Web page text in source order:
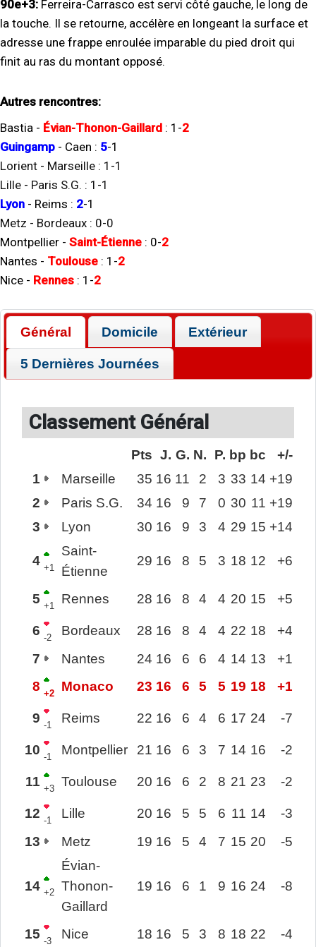
90e+3: Ferreira-Carrasco est servi côté gauche, le long de
la touche. Il se retourne, accélère en longeant la surface et
adresse une frappe enroulée imparable du pied droit qui
finit au ras du montant opposé.
Autres rencontres:
Bastia - Évian-Thonon-Gaillard : 1 -2
Guingamp - Caen : 5-1
Lorient - Marseille : 1 -1
Lille - Paris S.G. : 1 -1
Lyon - Reims : 2-1
Metz - Bordeaux : 0-0
Montpellier - Saint-Étienne : 0-2
Nantes - Toulouse : 1 -2
Nice - Rennes : 1 -2
Général Domicile Extérieur
5 Dernières Journées
Classement Général
Pts J. G. N. P. bp bc
+/-
1
Marseille 35 16 11 2 3 33 14 +19
2
Paris S.G. 34 16 9 7 0 30 11 +19
3
Lyon 30 16 9 3 4 29 15 +14
4 +1
Saint-
Étienne
29 16 8 5 3 18 12 +6
5 +1 Rennes 28 16 8 4 4 20 15 +5
6 -2 Bordeaux 28 16 8 4 4 22 18
+4
7
Nantes 24 16 6 6 4 14 13
+1
8 +2 Monaco 23 16 6 5 5 19 18 +1
9 -1 Reims 22 16 6 4 6 17 24 -7
10 -1 Montpellier 21 16 6 3 7 14 16 -2
11 +3 Toulouse 20 16 6 2 8 21 23 -2
12 -1 Lille 20 16 5 5 6 11 14
-3
13
Metz 19 16 5 4 7 15 20 -5
14 +2
Évian-
Thonon-
Gaillard
19 16 6 1 9 16 24 -8
15 -3 Nice 18 16 5 3 8 18 22 -4